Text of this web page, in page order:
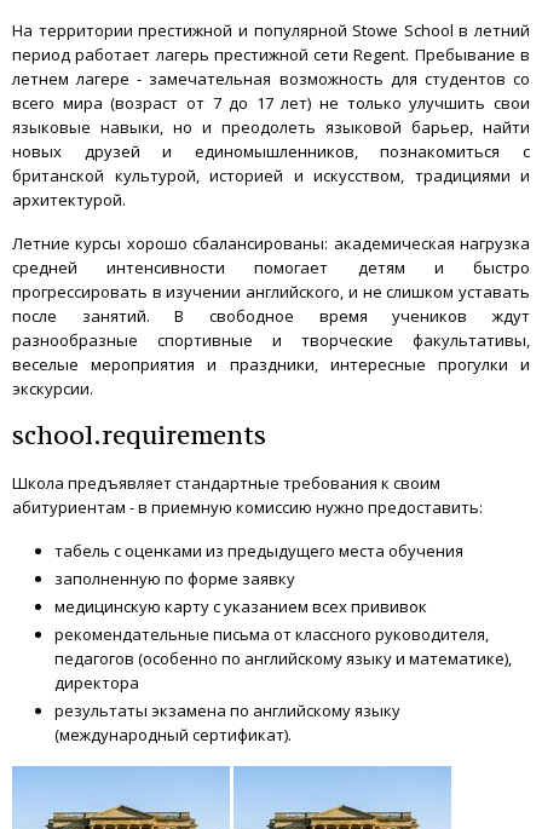
На территории престижной и популярной Stowe School в летний
период работает лагерь престижной сети Regent. Пребывание в
летнем лагере - замечательная возможность для студентов со
всего мира (возраст от 7 до 17 лет) не только улучшить свои
языковые навыки, но и преодолеть языковой барьер, найти
новых друзей и единомышленников, познакомиться с
британской культурой, историей и искусством, традициями и
архитектурой.
Летние курсы хорошо сбалансированы: академическая нагрузка
средней интенсивности помогает детям и быстро
прогрессировать в изучении английского, и не слишком уставать
после занятий. В свободное время учеников ждут
разнообразные спортивные и творческие факультативы,
веселые мероприятия и праздники, интересные прогулки и
экскурсии.
school.requirements
Школа предъявляет стандартные требования к своим
абитуриентам - в приемную комиссию нужно предоставить:
табель с оценками из предыдущего места обучения
заполненную по форме заявку
медицинскую карту с указанием всех прививок
рекомендательные письма от классного руководителя,
педагогов (особенно по английскому языку и математике),
директора
результаты экзамена по английскому языку
(международный сертификат).